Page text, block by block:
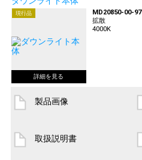
現行品
MD20850-00-97
拡散
4000K
製品画像
取扱説明書